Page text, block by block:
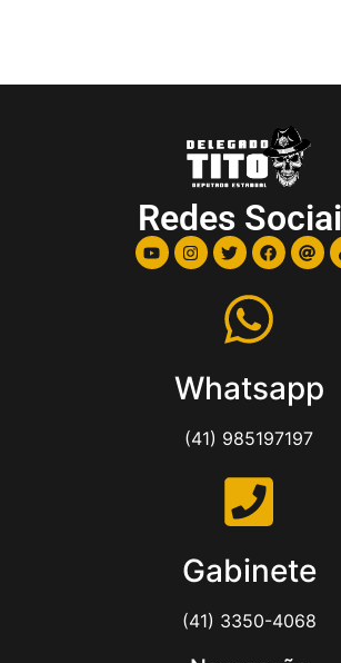
Redes
Whatsapp
(41) 985197197
Gabinete
(41) 3350-4068